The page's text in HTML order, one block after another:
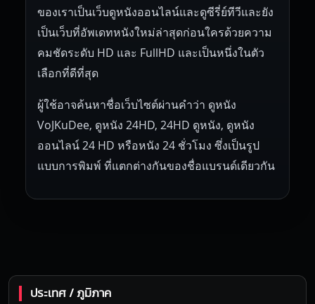
ของเราเป็นเว็บดูหนังออนไลน์และดูซีรี่ย์ทีวีและยัง
เป็นเว็บที่อัพเดทหนังใหม่ล่าสุดก่อนใครด้วยความ
คมชัดระดับ HD และ FullHD และเป็นหนึ่งในตัว
เลือกที่ดีที่สุด
ผู้ใช้อาจค้นหาชื่อเว็บไซต์ผ่านคำว่า ดูหนัง
VoJKuDee, ดูหนัง 24HD, 24HD ดูหนัง, ดูหนัง
ออนไลน์ 24 HD หรือหนัง 24 ชั่วโมง ซึ่งเป็นรูป
แบบการพิมพ์ ที่แตกต่างกันของชื่อแบรนด์เดียวกัน
ประเทศ / ภูมิภาค